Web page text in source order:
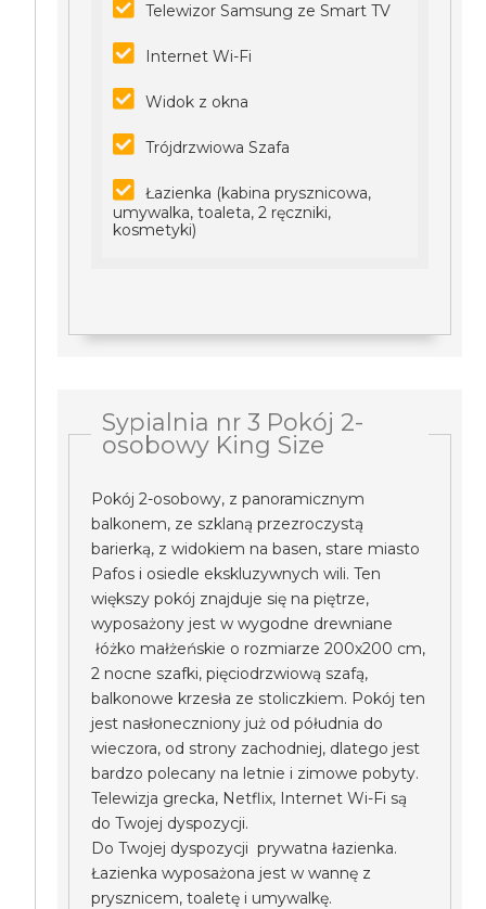
Telewizor Samsung ze Smart TV
Internet Wi-Fi
Widok z okna
Trójdrzwiowa Szafa
Łazienka (kabina prysznicowa,
umywalka, toaleta, 2 ręczniki,
kosmetyki)
Sypialnia nr 3 Pokój 2-
osobowy King Size
Pokój 2-osobowy, z panoramicznym
balkonem, ze szklaną przezroczystą
barierką, z widokiem na basen, stare miasto
Pafos i osiedle ekskluzywnych wili. Ten
większy pokój znajduje się na piętrze,
wyposażony jest w wygodne drewniane
łóżko małżeńskie o rozmiarze 200x200 cm,
2 nocne szafki, pięciodrzwiową szafą,
balkonowe krzesła ze stoliczkiem. Pokój ten
jest nasłoneczniony już od półudnia do
wieczora, od strony zachodniej, dlatego jest
bardzo polecany na letnie i zimowe pobyty.
Telewizja grecka, Netflix, Internet Wi-Fi są
do Twojej dyspozycji.
Do Twojej dyspozycji prywatna łazienka.
Łazienka wyposażona jest w wannę z
prysznicem, toaletę i umywalkę.